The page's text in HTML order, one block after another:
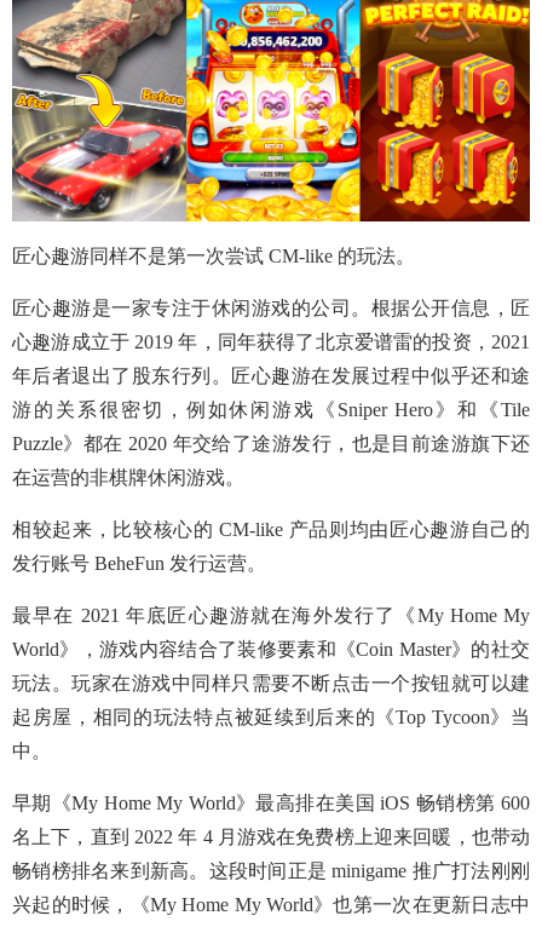
匠心趣游同样不是第一次尝试 CM-like 的玩法。
匠心趣游是一家专注于休闲游戏的公司。根据公开信息，匠
心趣游成立于 2019 年，同年获得了北京爱谱雷的投资，2021
年后者退出了股东行列。匠心趣游在发展过程中似乎还和途
游的关系很密切，例如休闲游戏《Sniper Hero》和《Tile
Puzzle》都在 2020 年交给了途游发行，也是目前途游旗下还
在运营的非棋牌休闲游戏。
相较起来，比较核心的 CM-like 产品则均由匠心趣游自己的
发行账号 BeheFun 发行运营。
最早在 2021 年底匠心趣游就在海外发行了《My Home My
World》，游戏内容结合了装修要素和《Coin Master》的社交
玩法。玩家在游戏中同样只需要不断点击一个按钮就可以建
起房屋，相同的玩法特点被延续到后来的《Top Tycoon》当
中。
早期《My Home My World》最高排在美国 iOS 畅销榜第 600
名上下，直到 2022 年 4 月游戏在免费榜上迎来回暖，也带动
畅销榜排名来到新高。这段时间正是 minigame 推广打法刚刚
兴起的时候，《My Home My World》也第一次在更新日志中